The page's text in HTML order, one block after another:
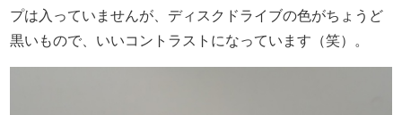
プは入っていませんが、ディスクドライブの色がちょうど
黒いもので、いいコントラストになっています（笑）。